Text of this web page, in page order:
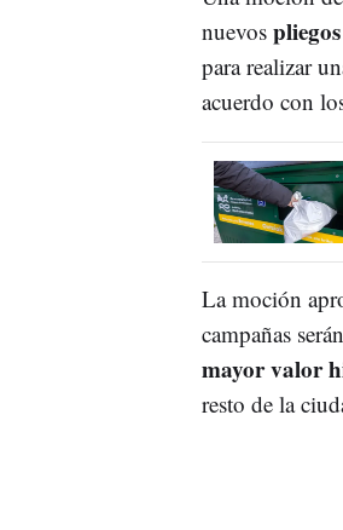
nuevos
para realizar
acuerdo con
La moción
campañas serán
mayor valor
resto de la